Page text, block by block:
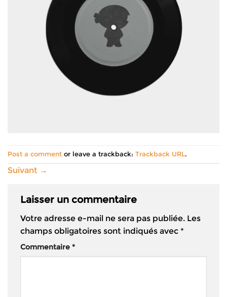
Post a comment or leave a trackback: Trackback URL.
Suivant →
Laisser un commentaire
Votre adresse e-mail ne sera pas publiée. Les
champs obligatoires sont indiqués avec *
Commentaire *